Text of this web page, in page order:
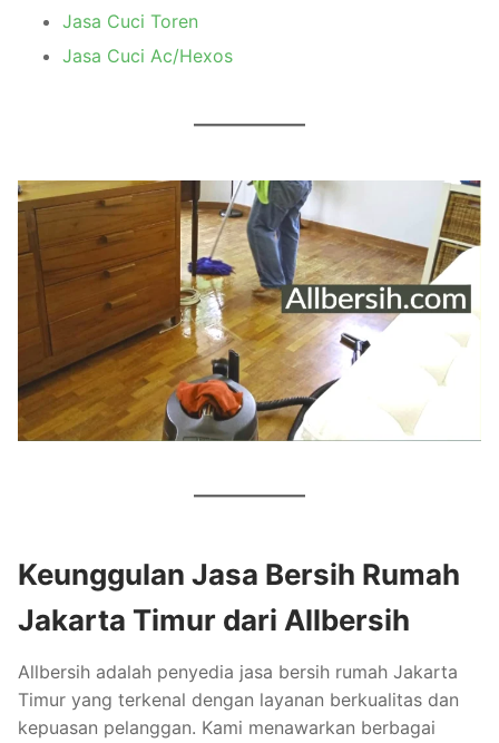
Jasa Cuci Toren
Jasa Cuci Ac/Hexos
Keunggulan Jasa Bersih Rumah
Jakarta Timur dari Allbersih
Allbersih adalah penyedia jasa bersih rumah Jakarta
Timur yang terkenal dengan layanan berkualitas dan
kepuasan pelanggan. Kami menawarkan berbagai